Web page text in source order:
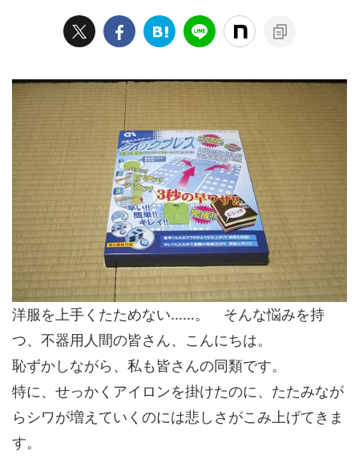
洋服を上手くたためない……。 そんな悩みを持
つ、不器用人間の皆さん、こんにちは。
恥ずかしながら、私も皆さんの同類です。
特に、せっかくアイロンを掛けたのに、たたみなが
らシワが増えていくのには悲しさがこみ上げてきま
す。